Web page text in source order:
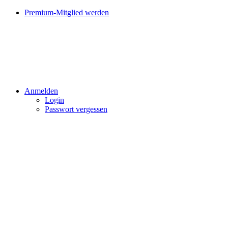
Premium-Mitglied werden
Anmelden
Login
Passwort vergessen